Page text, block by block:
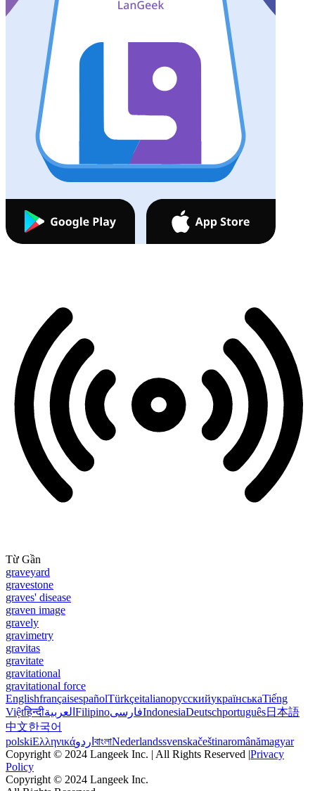
Từ Gần
graveyard
gravestone
graves' disease
graven image
gravely
gravimetry
gravitas
gravitate
gravitational
gravitational force
EnglishfrançaisespañolTürkçeitalianoрусскийукраїнськаTiếng
Việtहिन्दीالعربية FilipinoفارسیIndonesiaDeutschportuguês日本語
中文한국어
polskiΕλληνικάاردو বাংলাNederlandssvenskačeštinaromânămagyar
Copyright © 2024 Langeek Inc. | All Rights Reserved |Privacy
Policy
Copyright © 2024 Langeek Inc.